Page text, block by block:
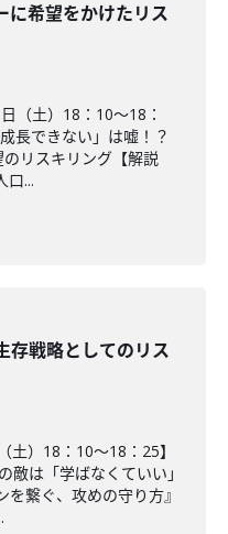
に希望をかけたリス
（土）18：10～18：
長できない」は嘘！？
のリスキリング【解説
口...
存戦略としてのリス
）18：10～18：25】
敵は「学ばなくていい」
繋ぐ、攻めの守り方』